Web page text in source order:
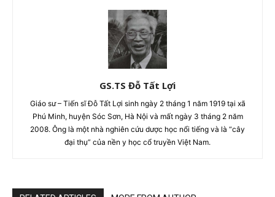
GS.TS Đỗ Tất Lợi
Giáo sư – Tiến sĩ Đỗ Tất Lợi sinh ngày 2 tháng 1 năm 1919 tại xã
Phú Minh, huyện Sóc Sơn, Hà Nội và mất ngày 3 tháng 2 năm
2008. Ông là một nhà nghiên cứu dược học nổi tiếng và là “cây
đại thụ” của nền y học cổ truyền Việt Nam.